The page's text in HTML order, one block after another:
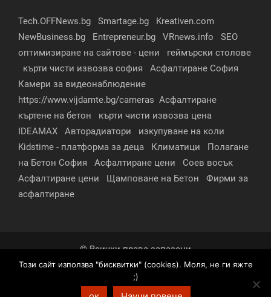
Tech.OFFNews.bg Smartage.bg
Kreativen.com
NewBusiness.bg
Entrepreneur.bg VRnews.info
SEO
оптимизиране на сайтове - цени
геймърски столове
кърти чисти извозва софия
Асфалтиране София
Камери за видеонаблюдение
https://www.vijdamte.bg/cameras Асфалтиране
къртене на бетон
кърти чисти извозва цена
IDEAMAX
Авторадиатори
изкупуване на коли
Kidstime - платформа за деца
Климатици
Полагане
на Бетон София
Асфалтиране цени
Соев восък
Асфалтиране цени
Щамповане на Бетон
Фирми за
асфалтиране
© Всички права запазени
За нас
Контакти Реклама
Партньори
Условия за поверителност
Този сайт използва "бисквитки" (cookies). Моля, не ги яжте
;)